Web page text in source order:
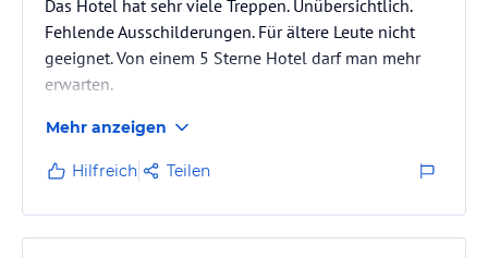
Das Hotel hat sehr viele Treppen. Unübersichtlich.
Fehlende Ausschilderungen. Für ältere Leute nicht
geeignet. Von einem 5 Sterne Hotel darf man mehr
erwarten.
Mehr anzeigen
Hilfreich Teilen